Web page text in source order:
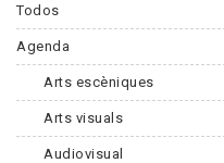
Todos
Agenda
Arts escèniques
Arts visuals
Audiovisual